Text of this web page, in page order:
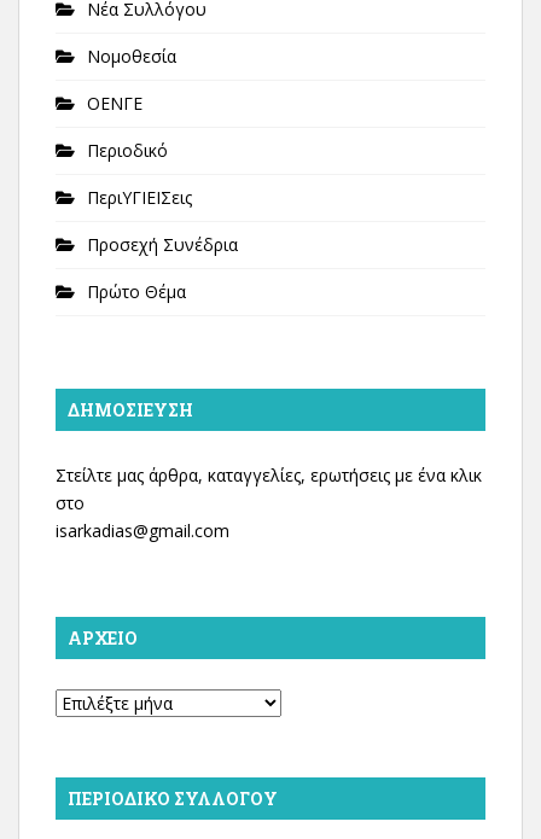
Νέα Συλλόγου
Νομοθεσία
ΟΕΝΓΕ
Περιοδικό
ΠεριΥΓΙΕΙΣεις
Προσεχή Συνέδρια
Πρώτο Θέμα
ΔΗΜΟΣΊΕΥΣΗ
Στείλτε μας άρθρα, καταγγελίες, ερωτήσεις με ένα κλικ
στο
isarkadias@gmail.com
ΑΡΧΕΊΟ
Αρχείο
ΠΕΡΙΟΔΙΚΌ ΣΥΛΛΌΓΟΥ